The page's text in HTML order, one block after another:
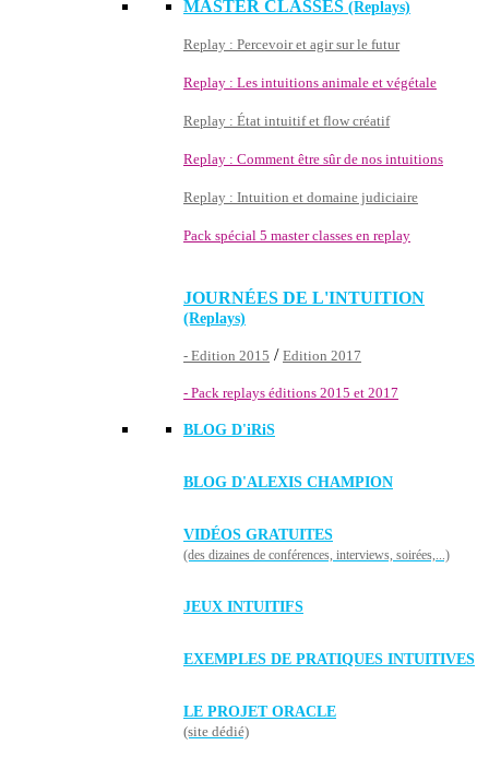
MASTER CLASSES (Replays)
Replay : Percevoir et agir sur le futur
Replay : Les intuitions animale et végétale
Replay : État intuitif et flow créatif
Replay : Comment être sûr de nos intuitions
Replay : Intuition et domaine judiciaire
Pack spécial 5 master classes en replay
JOURNÉES DE L'INTUITION
(Replays)
- Edition 2015 / Edition 2017
- Pack replays éditions 2015 et 2017
BLOG D'iRiS
BLOG D'ALEXIS CHAMPION
VIDÉOS GRATUITES
(des dizaines de conférences, interviews, soirées,...)
JEUX INTUITIFS
EXEMPLES DE PRATIQUES INTUITIVES
LE PROJET ORACLE
(site dédié)